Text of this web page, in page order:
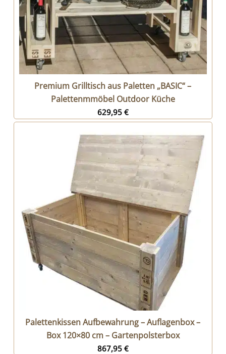
Premium Grilltisch aus Paletten „BASIC“ –
Palettenmmöbel Outdoor Küche
629,95 €
Palettenkissen Aufbewahrung – Auflagenbox –
Box 120×80 cm – Gartenpolsterbox
867,95 €